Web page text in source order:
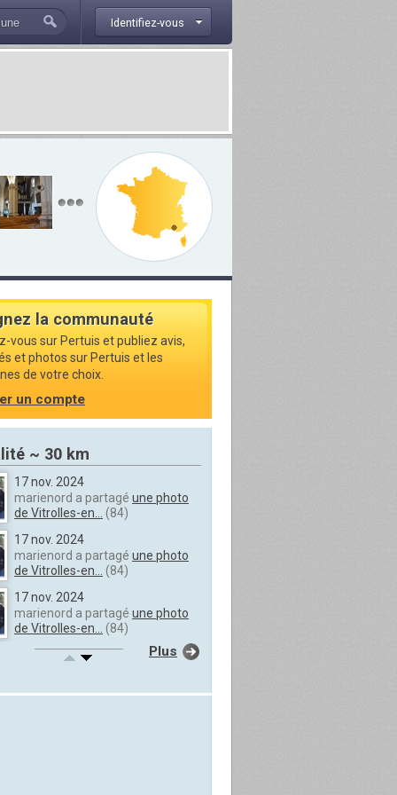
Identifiez-vous
la communauté
vous sur Pertuis et publiez avis,
et photos sur Pertuis et les
de votre choix.
un compte
~ 30 km
17 nov. 2024
marienord a partagé une photo
de Vitrolles-en...
(84)
17 nov. 2024
marienord a partagé une photo
de Vitrolles-en...
(84)
17 nov. 2024
marienord a partagé une photo
de Vitrolles-en...
(84)
17 nov. 2024
Plus